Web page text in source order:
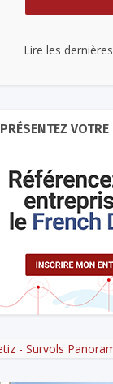
Lire les
PRÉSENTEZ